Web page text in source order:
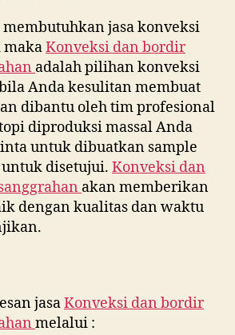
membutuhkan jasa konveksi
makaKonveksi dan bordir
adalah pilihan konveksi
Anda kesulitan membuat
dibantu oleh tim profesional
diproduksi massal Anda
untuk dibuatkan sample
disetujui. Konveksi dan
akan memberikan
dengan kualitas dan waktu
jasaKonveksi dan bordir
melalui :